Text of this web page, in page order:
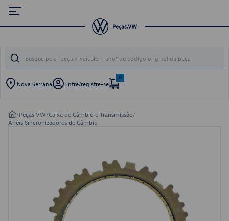
Nova Serrana Entre/registre-se
0
/Peças VW/Caixa de Câmbio e Transmissão/
Anéis Sincronizadores de Câmbio